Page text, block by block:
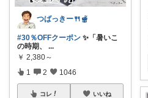
つばっきー🍴🫕
#30％OFFクーポン ✨「暑いこ
の時期、
...
￥ 2,380～
1 2 1046
コレ いいね